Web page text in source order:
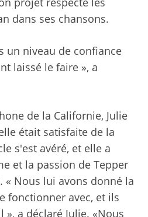
dans ses chansons.
un niveau de confiance
laissé le faire », a
de la Californie, Julie
était satisfaite de la
s'est avéré, et elle a
et la passion de Tepper
Nous lui avons donné la
fonctionner avec, et ils
a déclaré Julie. «Nous